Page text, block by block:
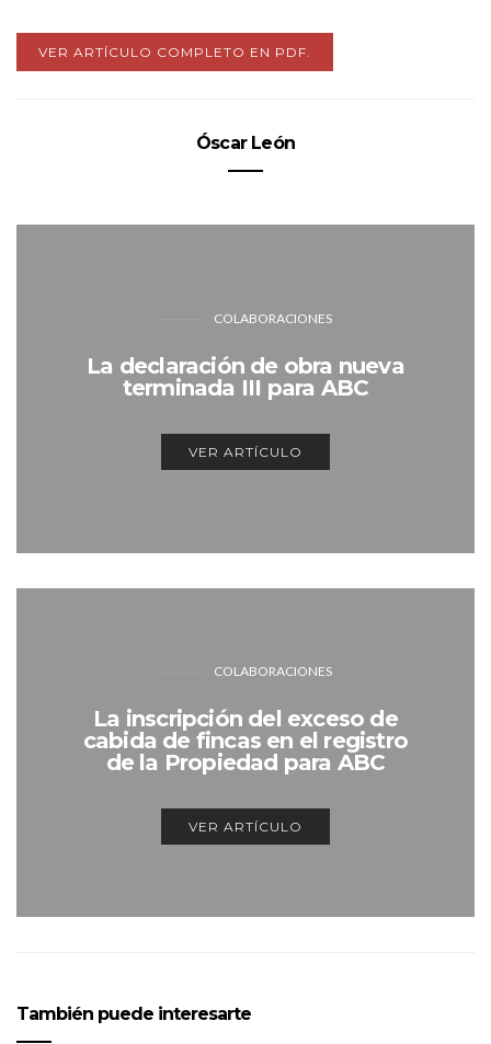
VER ARTÍCULO COMPLETO EN PDF.
Óscar León
COLABORACIONES
La declaración de obra nueva
terminada III para ABC
VER ARTÍCULO
COLABORACIONES
La inscripción del exceso de
cabida de fincas en el registro
de la Propiedad para ABC
VER ARTÍCULO
También puede interesarte